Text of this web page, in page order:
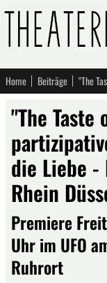
Home Beiträge
"The Taste
die Liebe -
Rhein
Premiere
Uhr im UFO
Ruhrort